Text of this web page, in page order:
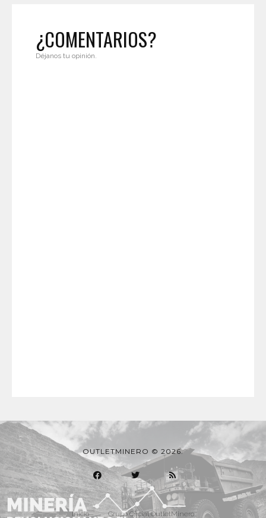
¿COMENTARIOS?
Déjanos tu opinión.
OUTLETMINERO © 2026.
Inicio Grupo Oficial OutletMinero